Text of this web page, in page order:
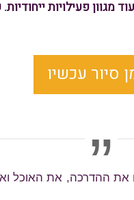
סיור עכשיו